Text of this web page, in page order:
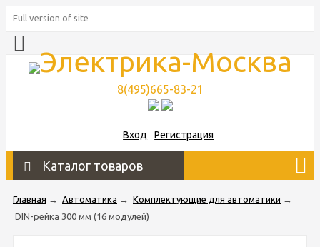
Full version of site
8(495)665-83-21
Вход Регистрация
Каталог товаров
Главная → Автоматика → Комплектующие для автоматики →
DIN-рейка 300 мм (16 модулей)